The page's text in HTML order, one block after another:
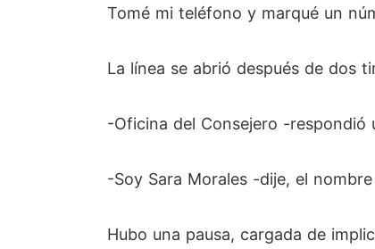
Tomé mi teléfono y marqué un
La línea se abrió después de dos
-Oficina del Consejero -respondió
-Soy Sara Morales -dije, el
Hubo una pausa, cargada de